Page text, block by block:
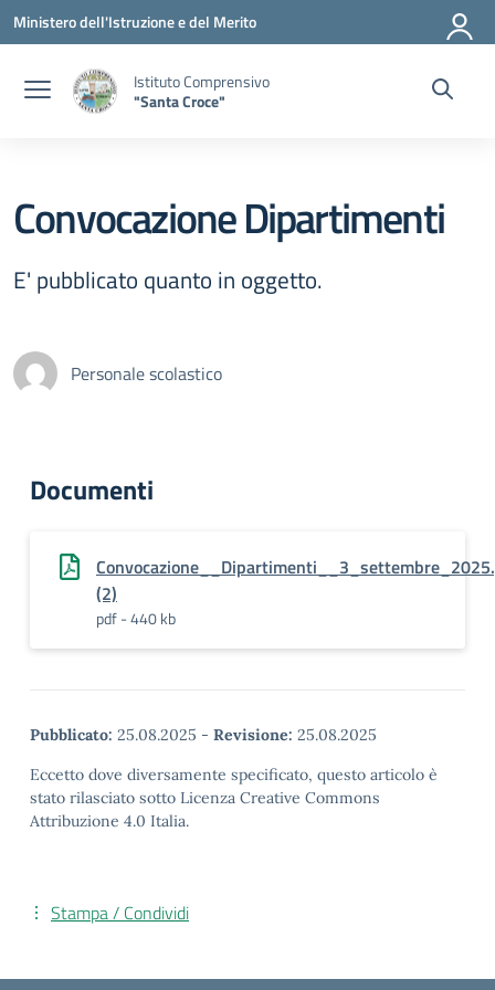
Vai ai contenuti
Vai al menu di navigazione
Vai al footer
Ministero dell'Istruzione e del Merito
Istituto Comprensivo
"Santa Croce"
Convocazione Dipartimenti
E' pubblicato quanto in oggetto.
Personale scolastico
Documenti
(2)
pdf - 440 kb
Pubblicato: 25.08.2025 - Revisione: 25.08.2025
Eccetto dove diversamente specificato, questo articolo è
stato rilasciato sotto Licenza Creative Commons
Attribuzione 4.0 Italia.
Stampa / Condividi